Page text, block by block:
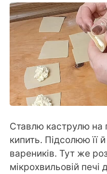
Ставлю каструлю на
кипить. Підсолюю її
вареників. Тут же
мікрохвильовій